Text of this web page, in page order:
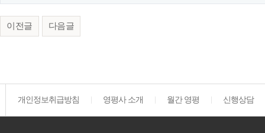
이전글 다음글
개인정보취급방침 영평사 소개 월간 영평 신행상담